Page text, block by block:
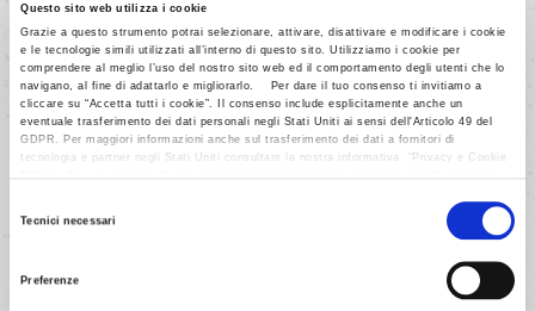
Questo sito web utilizza i cookie
Grazie a questo strumento potrai selezionare, attivare, disattivare e modificare i cookie
e le tecnologie simili utilizzati all’interno di questo sito. Utilizziamo i cookie per
comprendere al meglio l’uso del nostro sito web ed il comportamento degli utenti che lo
navigano, al fine di adattarlo e migliorarlo. Per dare il tuo consenso ti invitiamo a
cliccare su “Accetta tutti i cookie”. Il consenso include esplicitamente anche un
eventuale trasferimento dei dati personali negli Stati Uniti ai sensi dell'Articolo 49 del
GDPR. Per maggiori informazioni anche sul trasferimento dei dati a fornitori di
tecnologia e partner negli Stati Uniti consultare la nostra informativa “Privacy e Cookie
Tecnici necessari
Preferenze
AVANTI